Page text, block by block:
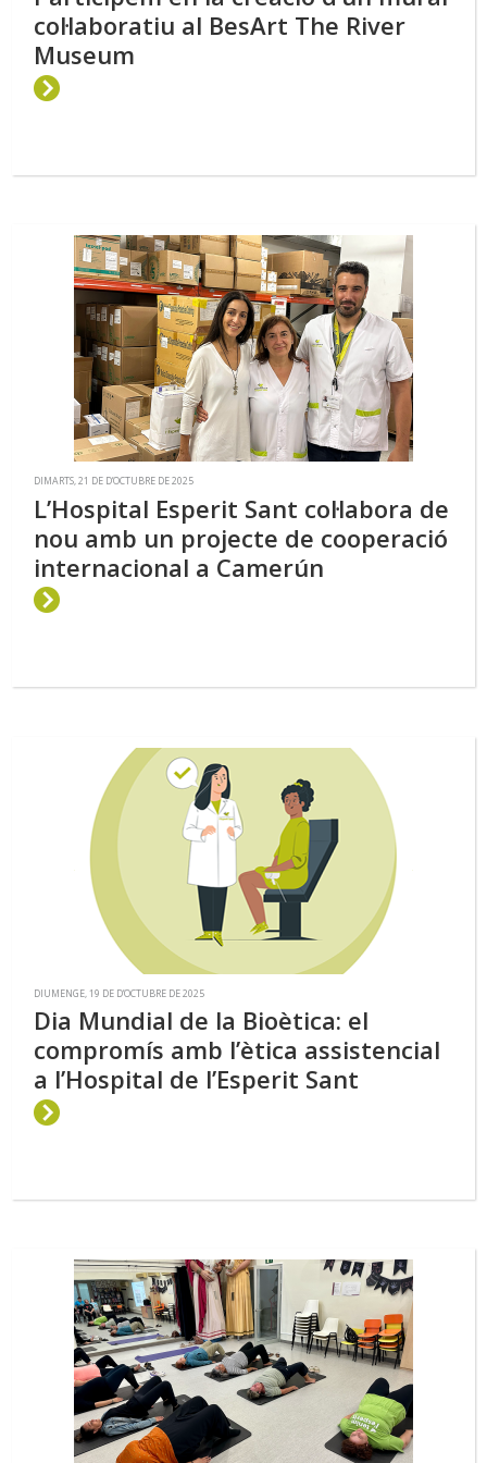
col·laboratiu al BesArt The River
Museum
DIMARTS, 21 DE D’OCTUBRE DE 2025
L’Hospital Esperit Sant col·labora de
nou amb un projecte de cooperació
internacional a Camerún
DIUMENGE, 19 DE D’OCTUBRE DE 2025
Dia Mundial de la Bioètica: el
compromís amb l’ètica assistencial
a l’Hospital de l’Esperit Sant